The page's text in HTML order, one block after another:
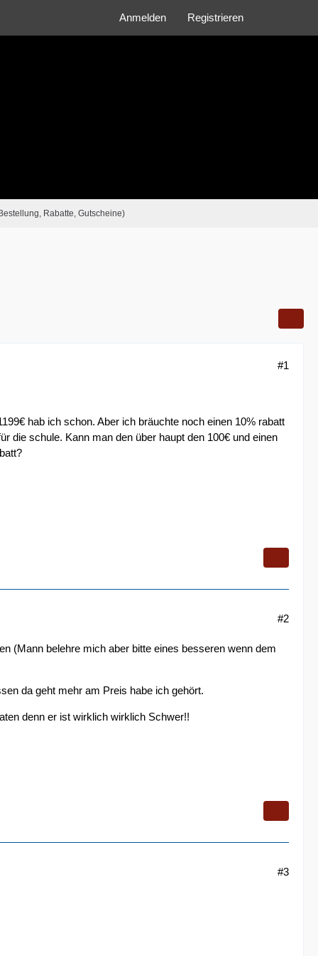
Anmelden Registrieren
Rabatte, Gutscheine)
#1
hab ich schon. Aber ich bräuchte noch einen 10% rabatt
die schule. Kann man den über haupt den 100€ und einen
#2
(Mann belehre mich aber bitte eines besseren wenn dem
da geht mehr am Preis habe ich gehört.
denn er ist wirklich wirklich Schwer!!
#3